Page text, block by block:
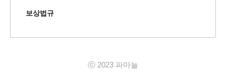
보상법규
ⓒ 2023 파마늘